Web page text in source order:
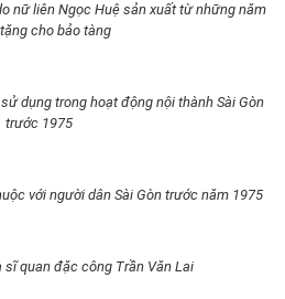
nữ liên Ngọc Huệ sản xuất từ ​​những năm
cho bảo tàng
dụng trong hoạt động nội thành Sài Gòn
trước 1975
với người dân Sài Gòn trước năm 1975
sĩ quan đặc công Trần Văn Lai